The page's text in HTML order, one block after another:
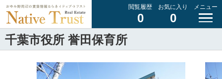
閲覧履歴
0
お気に入り
0
メニュー
千葉市役所 誉田保育所